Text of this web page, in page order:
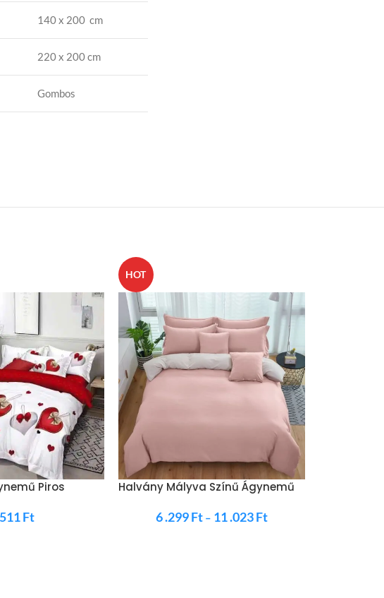
140 x 200 cm
220 x 200 cm
Gombos
Piros
Ft
HOT
Halvány Mályva Színű Ágynemű
6 .299Ft – 11 .023Ft